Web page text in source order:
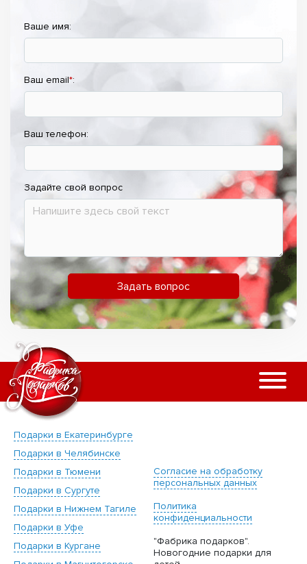
Ваше имя:
Ваш email*:
Ваш телефон:
Задайте свой вопрос
Задать вопрос
Подарки в Екатеринбурге
Подарки в Челябинске
Подарки в Тюмени
Подарки в Сургуте
Подарки в Нижнем Тагиле
Подарки в Уфе
Подарки в Кургане
Согласие на обработку
персональных данных
Политика
конфиденциальности
"Фабрика подарков".
Новогодние подарки для